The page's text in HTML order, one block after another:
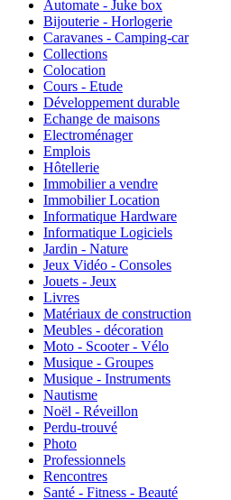
Automate - Juke box
Bijouterie - Horlogerie
Caravanes - Camping-car
Collections
Colocation
Cours - Etude
Développement durable
Echange de maisons
Electroménager
Emplois
Hôtellerie
Immobilier a vendre
Immobilier Location
Informatique Hardware
Informatique Logiciels
Jardin - Nature
Jeux Vidéo - Consoles
Jouets - Jeux
Livres
Matériaux de construction
Meubles - décoration
Moto - Scooter - Vélo
Musique - Groupes
Musique - Instruments
Nautisme
Noël - Réveillon
Perdu-trouvé
Photo
Professionnels
Rencontres
Santé - Fitness - Beauté